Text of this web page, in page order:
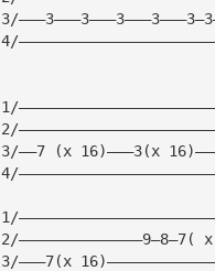
3/
4/
1/
2/
3/——7 (x 16)———3(x
4/
1/
2/——————————————9—8—7(
3/———7(x